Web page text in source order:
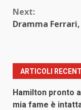
Next:
Dramma
ARTICOLI
Hamilton pronto
mia fame è